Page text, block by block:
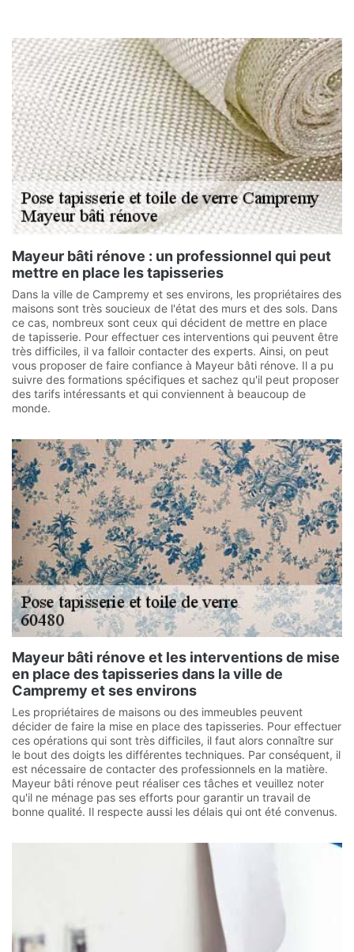
Mayeur bâti rénove : un professionnel qui peut
mettre en place les tapisseries
Dans la ville de Campremy et ses environs, les propriétaires des
maisons sont très soucieux de l'état des murs et des sols. Dans
ce cas, nombreux sont ceux qui décident de mettre en place
de tapisserie. Pour effectuer ces interventions qui peuvent être
très difficiles, il va falloir contacter des experts. Ainsi, on peut
vous proposer de faire confiance à Mayeur bâti rénove. Il a pu
suivre des formations spécifiques et sachez qu'il peut proposer
des tarifs intéressants et qui conviennent à beaucoup de
monde.
Mayeur bâti rénove et les interventions de mise
en place des tapisseries dans la ville de
Campremy et ses environs
Les propriétaires de maisons ou des immeubles peuvent
décider de faire la mise en place des tapisseries. Pour effectuer
ces opérations qui sont très difficiles, il faut alors connaître sur
le bout des doigts les différentes techniques. Par conséquent, il
est nécessaire de contacter des professionnels en la matière.
Mayeur bâti rénove peut réaliser ces tâches et veuillez noter
qu'il ne ménage pas ses efforts pour garantir un travail de
bonne qualité. Il respecte aussi les délais qui ont été convenus.